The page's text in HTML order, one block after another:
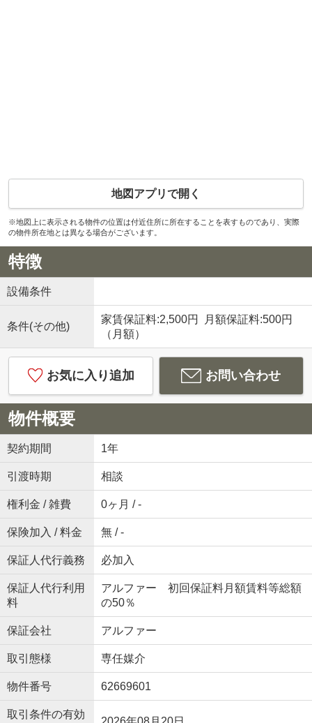
地図アプリで開く
※地図上に表示される物件の位置は付近住所に所在することを表すものであり、実際
の物件所在地とは異なる場合がございます。
特徴
設備条件
条件(その他)
家賃保証料:2,500円 月額保証料:500円
（月額）
お気に入り追加 お問い合わせ
物件概要
契約期間 1年
引渡時期 相談
権利金 / 雑費 0ヶ月 / -
保険加入 / 料金 無 / -
保証人代行義務 必加入
保証人代行利用
料
アルファー 初回保証料月額賃料等総額
の50％
保証会社 アルファー
取引態様 専任媒介
物件番号 62669601
取引条件の有効